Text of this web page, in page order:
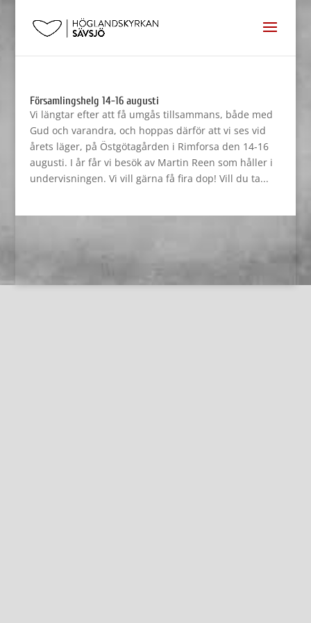
Församlingshelg 14-16 augusti
Vi längtar efter att få umgås tillsammans, både med
Gud och varandra, och hoppas därför att vi ses vid
årets läger, på Östgötagården i Rimforsa den 14-16
augusti. I år får vi besök av Martin Reen som håller i
undervisningen. Vi vill gärna få fira dop! Vill du ta...